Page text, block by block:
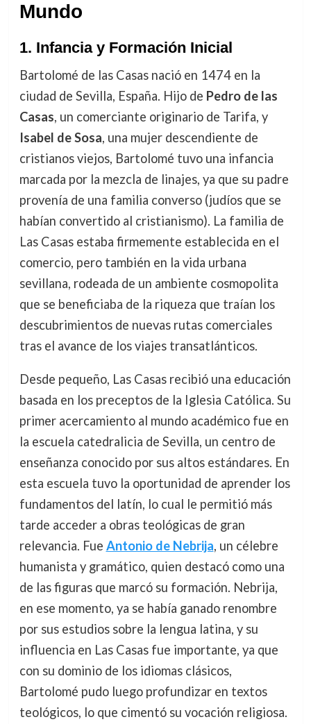
Mundo
1. Infancia y Formación Inicial
Bartolomé de las Casas nació en 1474 en la
ciudad de Sevilla, España. Hijo de Pedro de las
Casas, un comerciante originario de Tarifa, y
Isabel de Sosa, una mujer descendiente de
cristianos viejos, Bartolomé tuvo una infancia
marcada por la mezcla de linajes, ya que su padre
provenía de una familia converso (judíos que se
habían convertido al cristianismo). La familia de
Las Casas estaba firmemente establecida en el
comercio, pero también en la vida urbana
sevillana, rodeada de un ambiente cosmopolita
que se beneficiaba de la riqueza que traían los
descubrimientos de nuevas rutas comerciales
tras el avance de los viajes transatlánticos.
Desde pequeño, Las Casas recibió una educación
basada en los preceptos de la Iglesia Católica. Su
primer acercamiento al mundo académico fue en
la escuela catedralicia de Sevilla, un centro de
enseñanza conocido por sus altos estándares. En
esta escuela tuvo la oportunidad de aprender los
fundamentos del latín, lo cual le permitió más
tarde acceder a obras teológicas de gran
relevancia. Fue Antonio de Nebrija, un célebre
humanista y gramático, quien destacó como una
de las figuras que marcó su formación. Nebrija,
en ese momento, ya se había ganado renombre
por sus estudios sobre la lengua latina, y su
influencia en Las Casas fue importante, ya que
con su dominio de los idiomas clásicos,
Bartolomé pudo luego profundizar en textos
teológicos, lo que cimentó su vocación religiosa.